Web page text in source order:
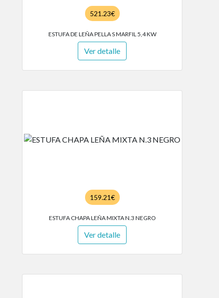
521.23€
ESTUFA DE LEÑA PELLA S MARFIL 5,4 KW
Ver detalle
159.21€
ESTUFA CHAPA LEÑA MIXTA N.3 NEGRO
Ver detalle